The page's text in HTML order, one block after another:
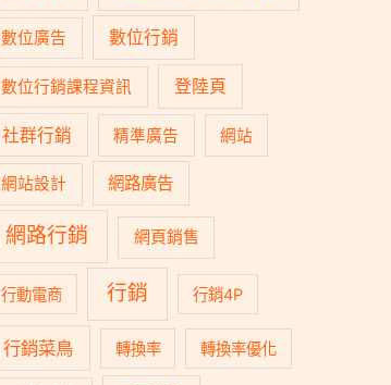
數位廣告 數位行銷
數位行銷課程資訊 登陸頁
社群行銷 精準廣告 網站
網站設計 網路廣告
網路行銷 網頁銷售
行動電商 行銷 行銷4P
行銷菜鳥 轉換率 轉換率優化